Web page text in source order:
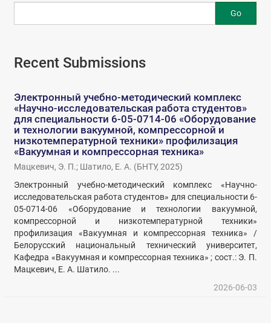
Go
Recent Submissions
Электронный учебно-методический комплекс
«Научно-исследовательская работа студентов»
для специальности 6-05-0714-06 «Оборудование
и технологии вакуумной, компрессорной и
низкотемпературной техники» профилизация
«Вакуумная и компрессорная техника»
Мацкевич, Э. П.; Шатило, Е. А. (БНТУ,2025)
Электронный учебно-методический комплекс «Научно-
исследовательская работа студентов» для специальности 6-
05-0714-06 «Оборудование и технологии вакуумной,
компрессорной и низкотемпературной техники»
профилизация «Вакуумная и компрессорная техника» /
Белорусский национальный технический университет,
Кафедра «Вакуумная и компрессорная техника» ; сост.: Э. П.
Мацкевич, Е. А. Шатило. ...
2026-06-03